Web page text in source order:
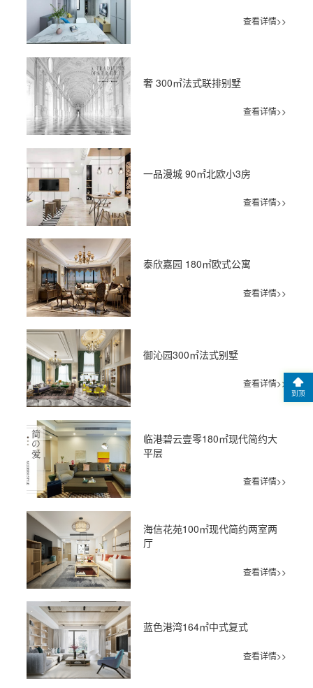
查看详情>>
奢 300㎡法式联排别墅
查看详情>>
一品漫城 90㎡北欧小3房
查看详情>>
泰欣嘉园 180㎡欧式公寓
查看详情>>
御沁园300㎡法式别墅
查看详情>>
临港碧云壹零180㎡现代简约大
平层
查看详情>>
海信花苑100㎡现代简约两室两
厅
查看详情>>
蓝色港湾164㎡中式复式
查看详情>>
到顶